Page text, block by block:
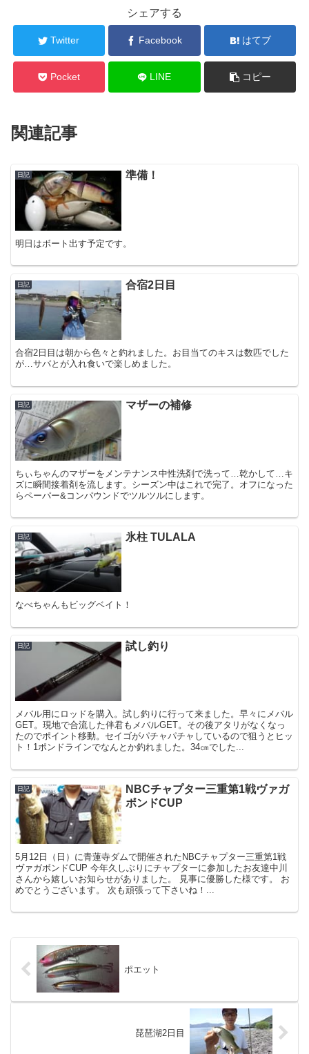
シェアする
Twitter Facebook はてブ
Pocket LINE コピー
関連記事
日記 準備！
明日はボート出す予定です。
日記 合宿2日目
合宿2日目は朝から色々と釣れました。お目当てのキスは数匹でした
が…サバとが入れ食いで楽しめました。
日記 マザーの補修
ちぃちゃんのマザーをメンテナンス中性洗剤で洗って…乾かして…キ
ズに瞬間接着剤を流します。シーズン中はこれで完了。オフになった
らペーパー&コンパウンドでツルツルにします。
日記 氷柱 TULALA
なべちゃんもビッグベイト！
日記 試し釣り
メバル用にロッドを購入。試し釣りに行って来ました。早々にメバル
GET。現地で合流した伴君もメバルGET。その後アタリがなくなっ
たのでポイント移動。セイゴがパチャパチャしているので狙うとヒッ
ト！1ポンドラインでなんとか釣れました。34㎝でした...
日記
NBCチャプター三重第1戦ヴァガ
ボンドCUP
5月12日（日）に青蓮寺ダムで開催されたNBCチャプター三重第1戦
ヴァガボンドCUP 今年久しぶりにチャプターに参加したお友達中川
さんから嬉しいお知らせがありました。 見事に優勝した様です。 お
めでとうございます。 次も頑張って下さいね！...
ポエット
琵琶湖2日目